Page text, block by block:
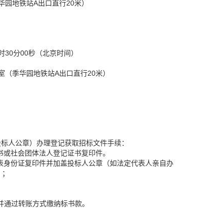
地铁站A出口直行20米）
分00秒（北京时间）
季华园地铁站A出口直行20米）
人公章）办理登记获取招标文件手续：
社会团体法人登记证书复印件。
份证复印件并加盖投标人公章（如法定代表人亲自办
过转账方式缴纳标书款。